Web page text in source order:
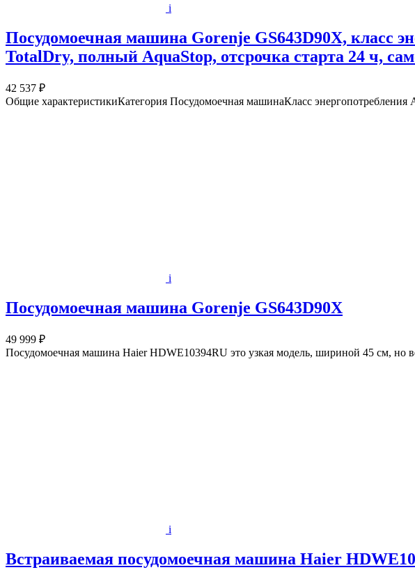
i
Посудомоечная машина Gorenje GS643D90X, класс
TotalDry, полный AquaStop, отсрочка старта 24 ч,
42 537 ₽
Общие характеристикиКатегория Посудомоечная машинаКласс
i
Посудомоечная машина Gorenje GS643D90X
49 999 ₽
Посудомоечная машина Haier HDWE10394RU это узкая модель, шириной 45 см, но
i
Встраиваемая посудомоечная машина Haier